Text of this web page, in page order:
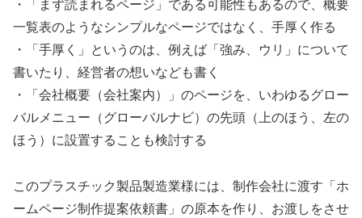
一覧表のようなシンプルなページではなく、手厚く作る
・「手厚く」というのは、例えば「強み、ウリ」について
書いたり、経営者の想いなども書く
・「会社概要（会社案内）」のページを、いわゆるグロー
バルメニュー（グローバルナビ）の先頭（上のほう、左の
ほう）に設置することも検討する
このプラスチック製品製造業様には、制作会社に渡す「ホ
ームページ制作提案依頼書」の原本を作り、お渡しをさせ